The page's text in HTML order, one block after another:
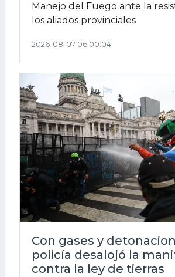
Manejo del Fuego ante la
los aliados provinciales
2026-08-07 06:00:04
Con gases y
policía desalojó la
contra la ley de tierras